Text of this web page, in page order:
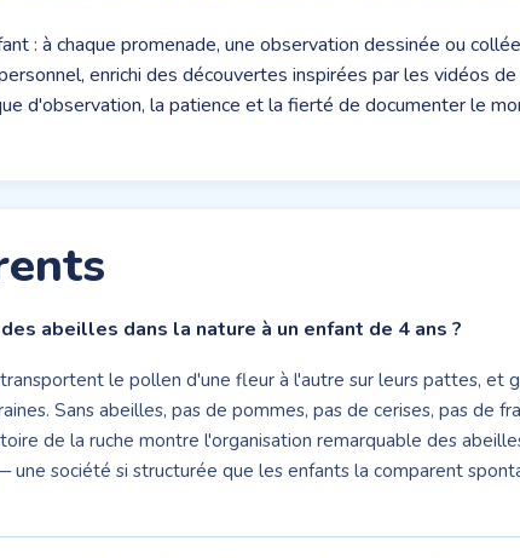
: à chaque promenade, une observation dessinée ou
enrichi des découvertes inspirées par les vidéos
d'observation, la patience et la fierté de documenter le
abeilles dans la nature à un enfant de 4 ans ?
le pollen d'une fleur à l'autre sur leurs pattes, et
Sans abeilles, pas de pommes, pas de cerises, pas de
de la ruche montre l'organisation remarquable des
une société si structurée que les enfants la comparent